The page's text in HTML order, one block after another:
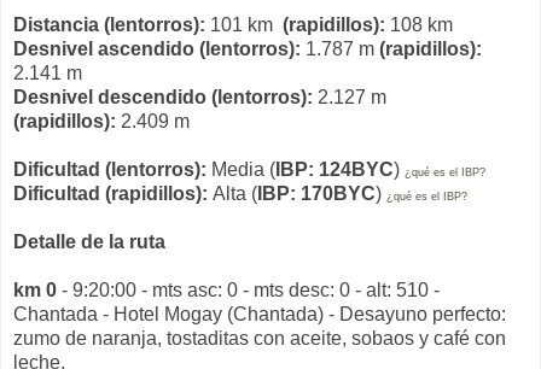
Distancia (lentorros): 101 km (rapidillos): 108 km
Desnivel ascendido (lentorros): 1.787 m (rapidillos):
2.141 m
Desnivel descendido (lentorros): 2.127 m
(rapidillos): 2.409 m
Dificultad (lentorros): Media ( IBP: 124BYC) ¿qué es el IBP?
Dificultad (rapidillos): Alta ( IBP: 170BYC) ¿qué es el IBP?
Detalle de la ruta
km 0 - 9:20:00 - mts asc: 0 - mts desc: 0 - alt: 510 -
Chantada - Hotel Mogay (Chantada) - Desayuno perfecto:
zumo de naranja, tostaditas con aceite, sobaos y café con
leche.